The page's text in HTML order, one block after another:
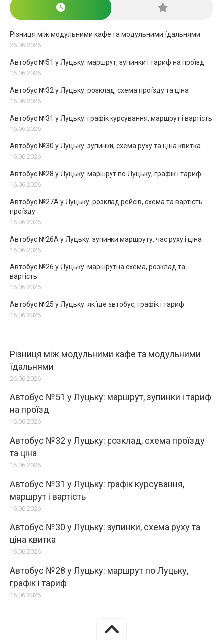
Різниця між модульними кафе та модульними їдальнями
26.06.2026
Автобус №51 у Луцьку: маршрут, зупинки і тариф на проїзд
16.06.2026
Автобус №32 у Луцьку: розклад, схема проїзду та ціна
16.06.2026
Автобус №31 у Луцьку: графік курсування, маршрут і вартість
16.06.2026
Автобус №30 у Луцьку: зупинки, схема руху та ціна квитка
16.06.2026
Автобус №28 у Луцьку: маршрут по Луцьку, графік і тариф
16.06.2026
Автобус №27А у Луцьку: розклад рейсів, схема та вартість
проїзду
16.06.2026
Автобус №26А у Луцьку: зупинки маршруту, час руху і ціна
16.06.2026
Автобус №26 у Луцьку: маршрутна схема, розклад та
вартість
16.06.2026
Автобус №25 у Луцьку: як їде автобус, графік і тариф
16.06.2026
Різниця між модульними кафе та модульними
їдальнями
26.06.2026
Автобус №51 у Луцьку: маршрут, зупинки і тариф
на проїзд
16.06.2026
Автобус №32 у Луцьку: розклад, схема проїзду
та ціна
16.06.2026
Автобус №31 у Луцьку: графік курсування,
маршрут і вартість
16.06.2026
Автобус №30 у Луцьку: зупинки, схема руху та
ціна квитка
16.06.2026
Автобус №28 у Луцьку: маршрут по Луцьку,
графік і тариф
16.06.2026